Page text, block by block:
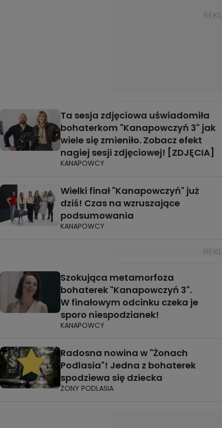
Ta sesja zdjęciowa uświadomiła
bohaterkom "Kanapowczyń 3" jak
wiele się zmieniło. Zobacz efekt
nagiej sesji zdjęciowej! [ZDJĘCIA]
KANAPOWCY
Wielki finał "Kanapowczyń" już
dziś! Czas na wzruszające
podsumowania
KANAPOWCY
Szokująca metamorfoza
bohaterek "Kanapowczyń 3".
W finałowym odcinku czeka je
sporo niespodzianek!
KANAPOWCY
Radosna nowina w "Żonach
Podlasia"! Jedna z bohaterek
spodziewa się dziecka
ŻONY PODLASIA